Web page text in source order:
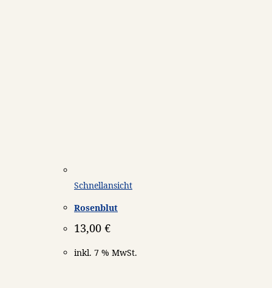
Schnellansicht
Rosenblut
13,00 €
inkl. 7 % MwSt.